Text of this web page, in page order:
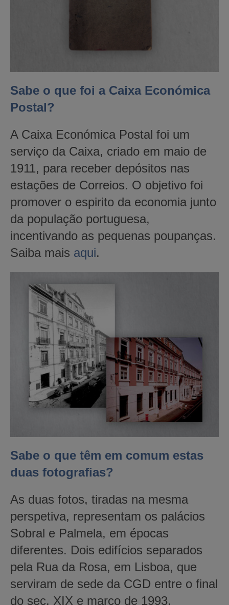
Sabe o que foi a Caixa Económica
Postal?
A Caixa Económica Postal foi um
serviço da Caixa, criado em maio de
1911, para receber depósitos nas
estações de Correios. O objetivo foi
promover o espirito da economia junto
da população portuguesa,
incentivando as pequenas poupanças.
Saiba mais aqui.
Sabe o que têm em comum estas
duas fotografias?
As duas fotos, tiradas na mesma
perspetiva, representam os palácios
Sobral e Palmela, em épocas
diferentes. Dois edifícios separados
pela Rua da Rosa, em Lisboa, que
serviram de sede da CGD entre o final
do sec. XIX e março de 1993.